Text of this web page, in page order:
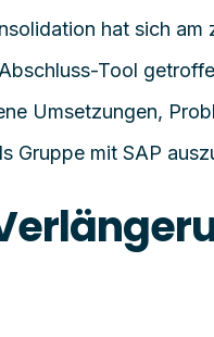
hat sich am
Tool
Umsetzungen,
Gruppe mit SAP